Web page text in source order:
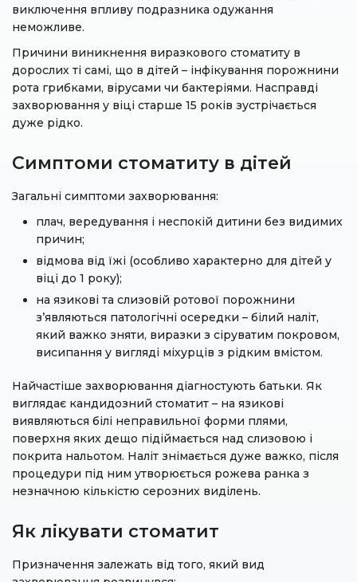
виключення впливу подразника одужання
неможливе.
Причини виникнення виразкового стоматиту в
дорослих ті самі, що в дітей – інфікування порожнини
рота грибками, вірусами чи бактеріями. Насправді
захворювання у віці старше 15 років зустрічається
дуже рідко.
Симптоми стоматиту в дітей
Загальні симптоми захворювання:
плач, вередування і неспокій дитини без видимих
причин;
відмова від їжі (особливо характерно для дітей у
віці до 1 року);
на язикові та слизовій ротової порожнини
з’являються патологічні осередки – білий наліт,
який важко зняти, виразки з сіруватим покровом,
висипання у вигляді міхурців з рідким вмістом.
Найчастіше захворювання діагностують батьки. Як
виглядає кандидозний стоматит – на язикові
виявляються білі неправильної форми плями,
поверхня яких дещо підіймається над слизовою і
покрита нальотом. Наліт знімається дуже важко, після
процедури під ним утворюється рожева ранка з
незначною кількістю серозних виділень.
Як лікувати стоматит
Призначення залежать від того, який вид